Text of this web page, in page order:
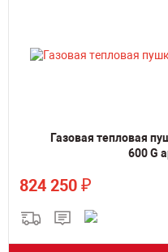
Газовая тепловая
600 G
824 250 ₽